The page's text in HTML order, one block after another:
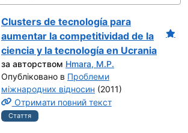
Clusters de tecnología para
aumentar la competitividad de la
ciencia y la tecnología en Ucrania
за авторством Hmara, M.P.
Опубліковано в Проблеми
міжнародних відносин (2011)
Отримати повний текст
Стаття